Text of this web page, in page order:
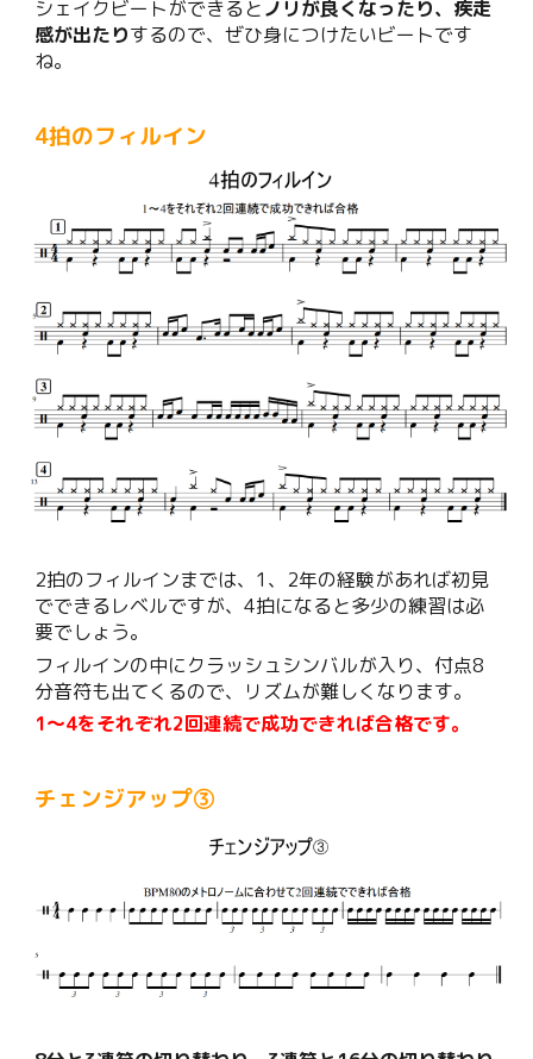
シェイクビートができるとノリが良くなったり、疾走
感が出たりするので、ぜひ身につけたいビートです
ね。
4拍のフィルイン
2拍のフィルインまでは、1、2年の経験があれば初見
でできるレベルですが、4拍になると多少の練習は必
要でしょう。
フィルインの中にクラッシュシンバルが入り、付点8
分音符も出てくるので、リズムが難しくなります。
1〜4をそれぞれ2回連続で成功できれば合格です。
チェンジアップ③